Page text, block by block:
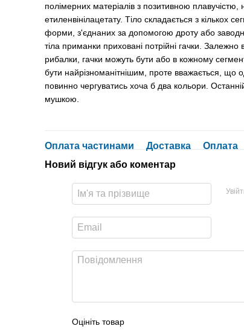
полімерних матеріалів з позитивною плавучістю,
етиленвінілацетату. Тіло складається з кількох
форми, з'єднаних за допомогою дроту або
тіла приманки приховані потрійні гачки.
рибалки, гачки можуть бути або в кожному
бути найрізноманітнішим, проте вважається, що
повинно чергуватись хоча б два кольори.
мушкою.
Оплата частинами Доставка Оплата
Новий відгук або коментар
Оцініть товар